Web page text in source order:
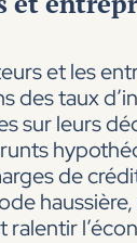
et les
des taux
sur leurs
de